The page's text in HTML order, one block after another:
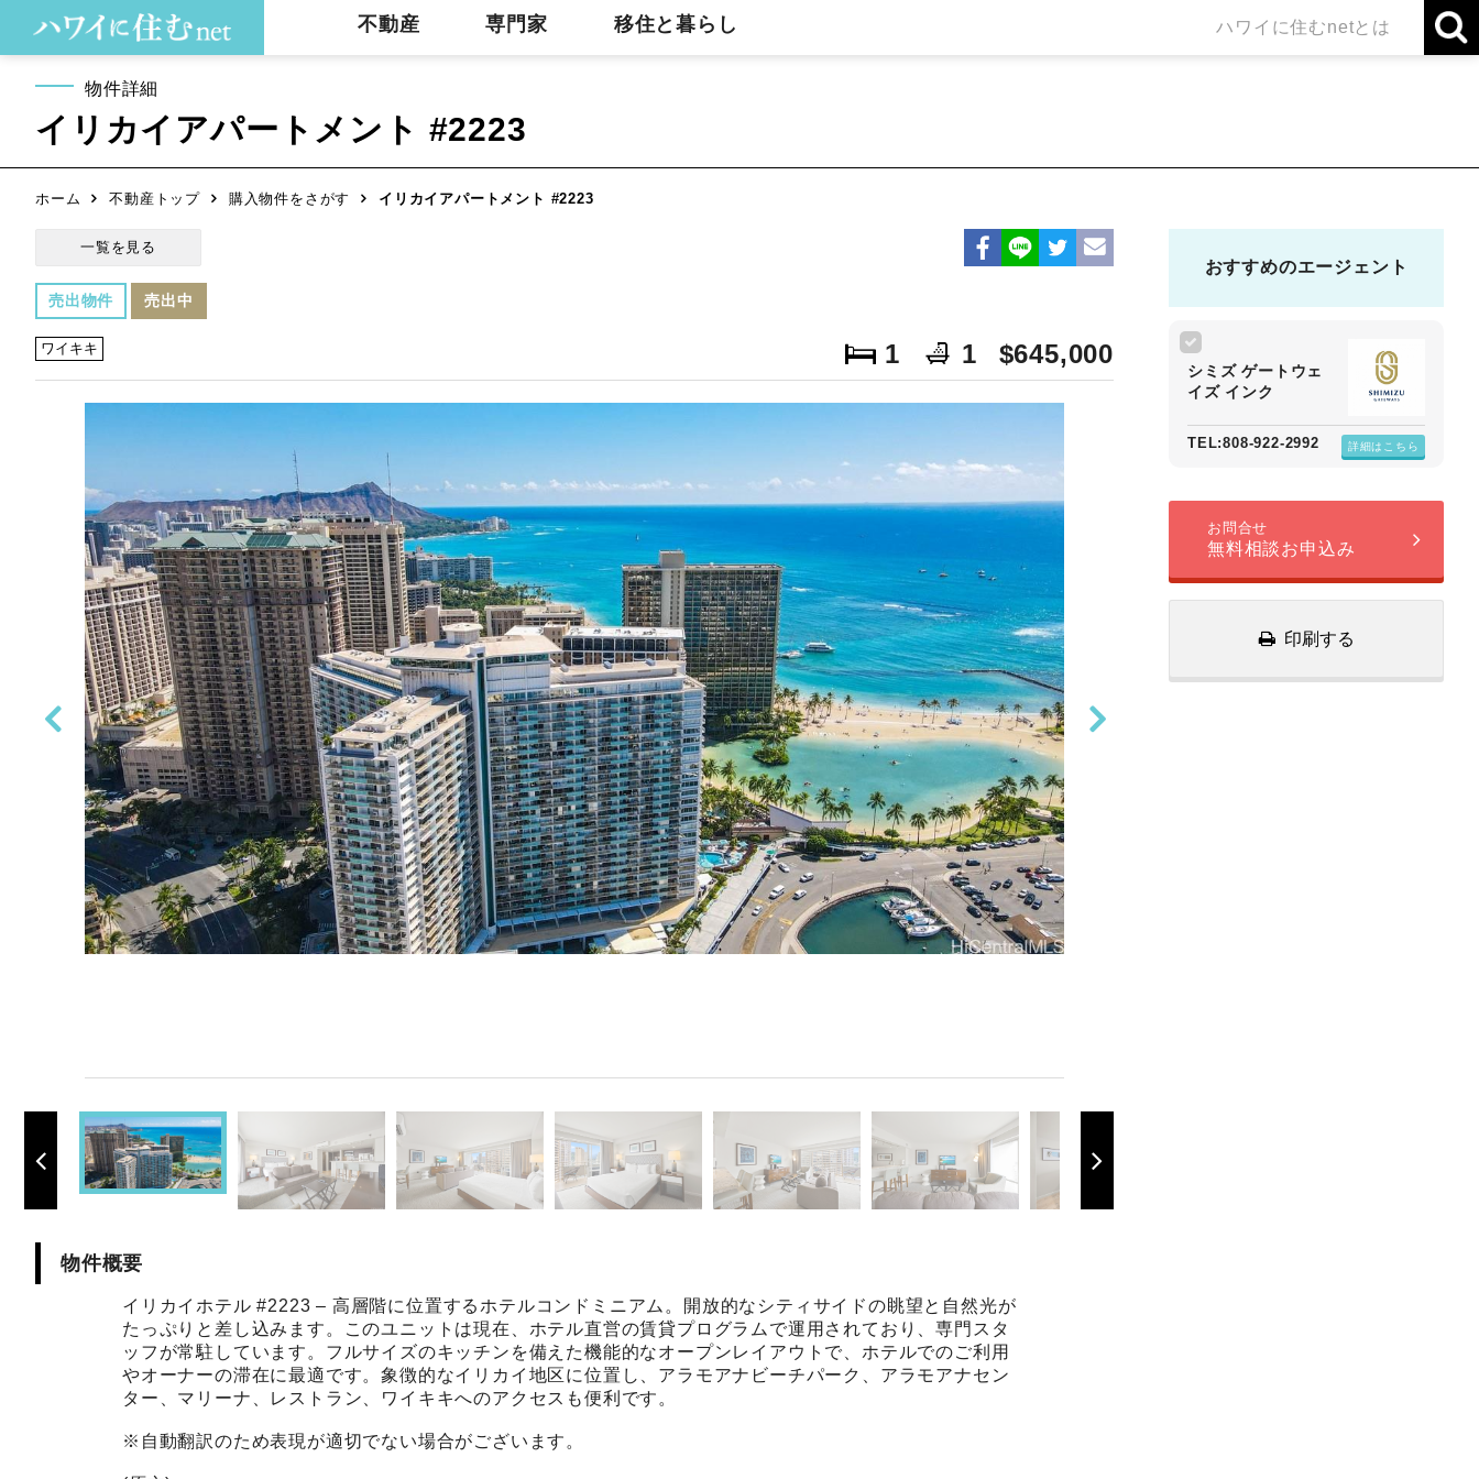
不動産 専門家 移住と暮らし ハワイに住むnetとは
物件詳細
イリカイアパートメント #2223
ホーム 不動産トップ 購入物件をさがす イリカイアパートメント #2223
一覧を見る
売出物件 売出中
ワイキキ 1 1 $645,000
物件概要
イリカイホテル #2223 – 高層階に位置するホテルコンドミニアム。開放的なシティサイドの眺望と自然光が
たっぷりと差し込みます。このユニットは現在、ホテル直営の賃貸プログラムで運用されており、専門スタ
ッフが常駐しています。フルサイズのキッチンを備えた機能的なオープンレイアウトで、ホテルでのご利用
やオーナーの滞在に最適です。象徴的なイリカイ地区に位置し、アラモアナビーチパーク、アラモアナセン
ター、マリーナ、レストラン、ワイキキへのアクセスも便利です。
※自動翻訳のため表現が適切でない場合がございます。
おすすめのエージェント
シミズ ゲートウェ
イズ インク
TEL:808-922-2992 詳細はこちら
お問合せ
無料相談お申込み
印刷する